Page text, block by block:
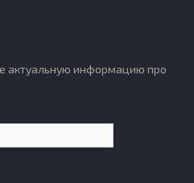
актуальную информацию про